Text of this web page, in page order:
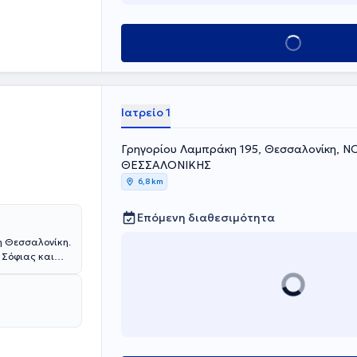
Κλείσε ραντεβού
Θεσσαλονίκη.
Σόφιας και
επεισόδια,
εμπειρία
στο Γενικό
Ιατρείο 1
Γρηγορίου Λαμπράκη 195, Θεσσαλονίκη,
ΘΕΣΣΑΛΟΝΙΚΗΣ
6,8 km
Επόμενη διαθεσιμότητα